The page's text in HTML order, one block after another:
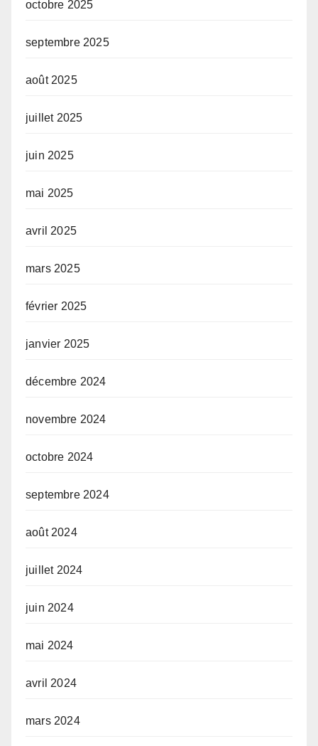
octobre 2025
septembre 2025
août 2025
juillet 2025
juin 2025
mai 2025
avril 2025
mars 2025
février 2025
janvier 2025
décembre 2024
novembre 2024
octobre 2024
septembre 2024
août 2024
juillet 2024
juin 2024
mai 2024
avril 2024
mars 2024